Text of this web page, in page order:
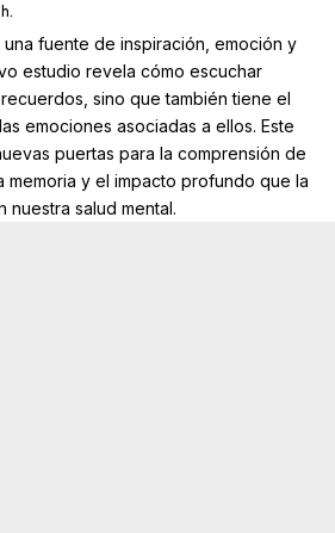
una fuente de inspiración, emoción y
estudio revela cómo escuchar
sino que también tiene el
emociones asociadas a ellos. Este
puertas para la comprensión de
memoria y el impacto profundo que la
nuestra salud mental.